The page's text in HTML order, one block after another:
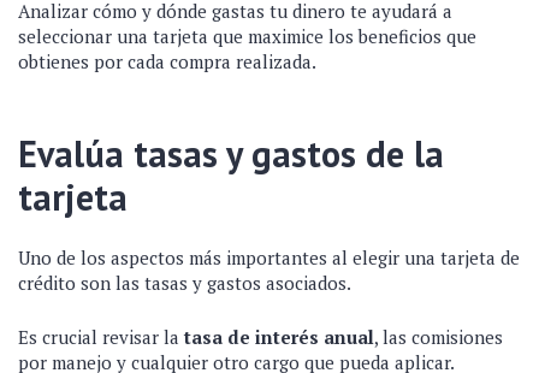
Analizar cómo y dónde gastas tu dinero te ayudará a
seleccionar una tarjeta que maximice los beneficios que
obtienes por cada compra realizada.
Evalúa tasas y gastos de la
tarjeta
Uno de los aspectos más importantes al elegir una tarjeta de
crédito son las tasas y gastos asociados.
Es crucial revisar la tasa de interés anual, las comisiones
por manejo y cualquier otro cargo que pueda aplicar.